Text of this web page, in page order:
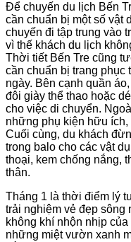
Để chuyến du lịch Bến
cần chuẩn bị một số vật
chuyến đi tập trung vào
vì thế khách du lịch
Thời tiết Bến Tre cũng
cần chuẩn bị trang phục
ngày. Bên cạnh quần
đôi giày thể thao hoặc
cho việc di chuyển.
những phụ kiện hữu ích,
Cuối cùng, du khách
trong balo cho các vật
thoại, kem chống nắng,
thân.
Tháng 1 là thời điểm lý
trải nghiệm vẻ đẹp
không khí nhộn nhịp
những miệt vườn xanh